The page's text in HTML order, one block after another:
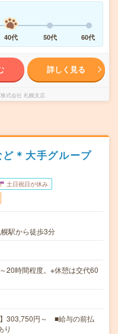
40代 50代 60代
詳しく見る
式会社 札幌支店
ど＊大手グループ
土日祝日が休み
駅から徒歩3分
時間程度。※休憩は交代60
303,750円～ ■給与の前払
り